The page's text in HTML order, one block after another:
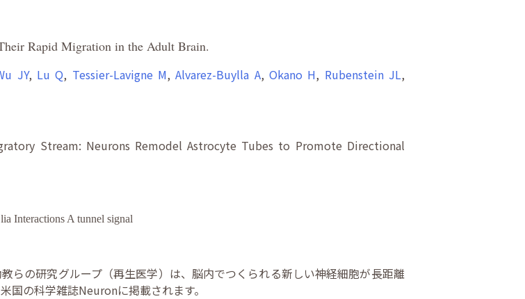
Rapid Migration in the Adult Brain.
JY, Lu Q, Tessier-Lavigne M,Alvarez-Buylla A, Okano H, Rubenstein JL,
Stream: Neurons Remodel Astrocyte Tubes to Promote Directional
Interactions A tunnel signal
らの研究グループ（再生医学）は、脳内でつくられる新しい神経細胞が長距離
国の科学雑誌Neuronに掲載されます。